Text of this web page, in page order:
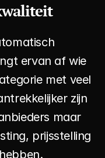
ervan af wie
met veel
zijn
maar
prijsstelling